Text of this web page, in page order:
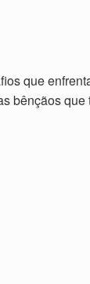
que
bênçãos que